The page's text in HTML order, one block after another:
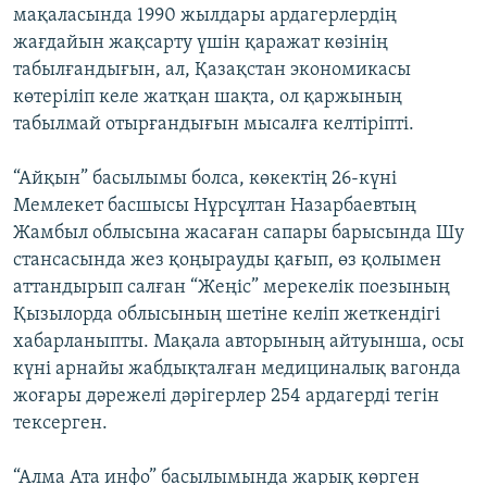
мақаласында 1990 жылдары ардагерлердің
жағдайын жақсарту үшін қаражат көзінің
табылғандығын, ал, Қазақстан экономикасы
көтеріліп келе жатқан шақта, ол қаржының
табылмай отырғандығын мысалға келтіріпті.
“Айқын” басылымы болса, көкектің 26-күні
Мемлекет басшысы Нұрсұлтан Назарбаевтың
Жамбыл облысына жасаған сапары барысында Шу
стансасында жез қоңырауды қағып, өз қолымен
аттандырып салған “Жеңіс” мерекелік поезының
Қызылорда облысының шетіне келіп жеткендігі
хабарланыпты. Мақала авторының айтуынша, осы
күні арнайы жабдықталған медициналық вагонда
жоғары дәрежелі дәрігерлер 254 ардагерді тегін
тексерген.
“Алма Ата инфо” басылымында жарық көрген